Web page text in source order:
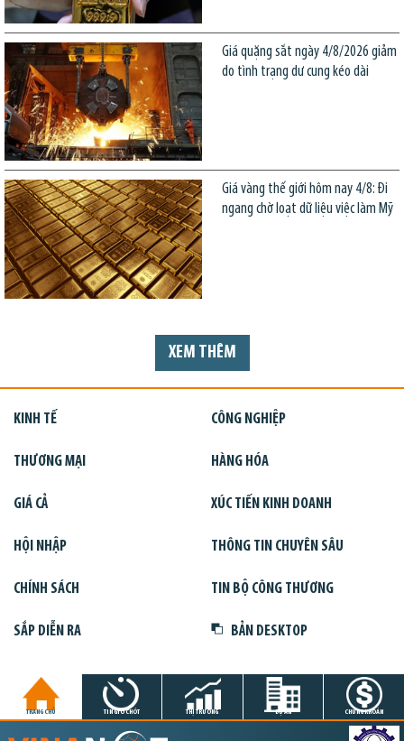
Giá quặng sắt ngày 4/8/2026 giảm
do tình trạng dư cung kéo dài
Giá vàng thế giới hôm nay 4/8: Đi
ngang chờ loạt dữ liệu việc làm Mỹ
XEM THÊM
KINH TẾ CÔNG NGHIỆP
THƯƠNG MẠI HÀNG HÓA
GIÁ CẢ XÚC TIẾN KINH DOANH
HỘI NHẬP THÔNG TIN CHUYÊN SÂU
CHÍNH SÁCH TIN BỘ CÔNG THƯƠNG
SẮP DIỄN RA BẢN DESKTOP
TRANG CHỦ TIN GIỜ CHÓT THỊ TRƯỜNG DỰ ÁN CHỨNG KHOÁN